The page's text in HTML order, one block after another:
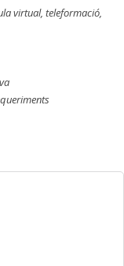
virtual, teleformació,